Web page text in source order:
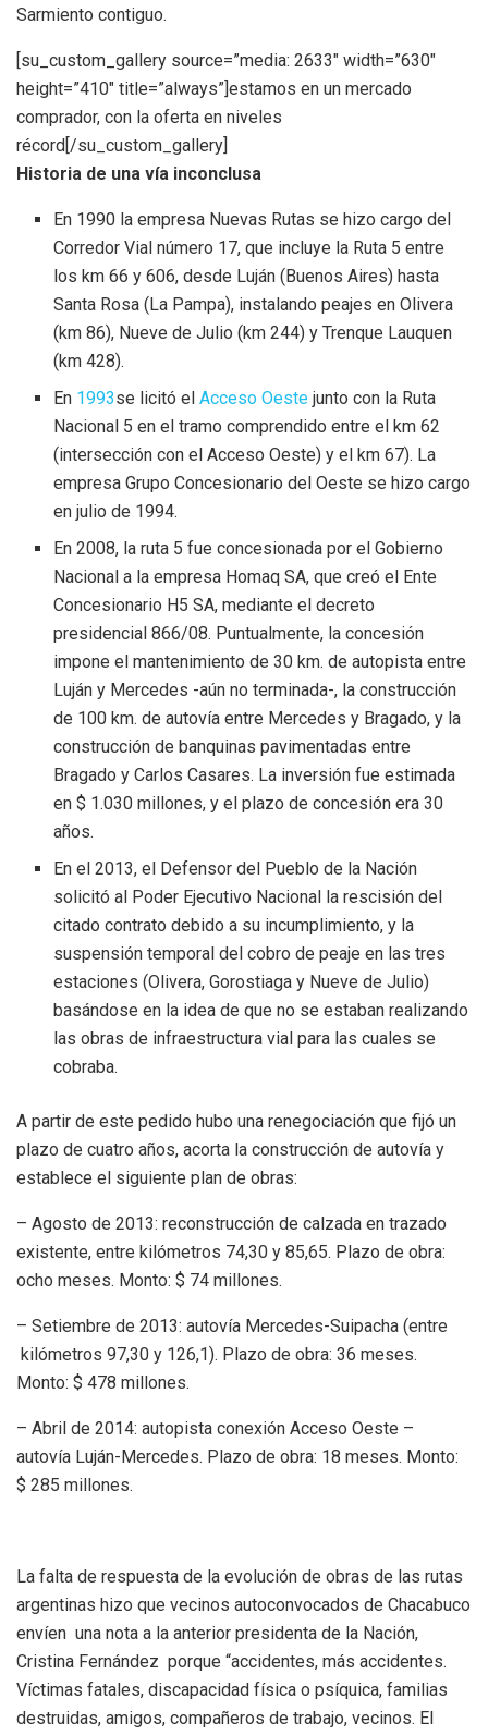
Sarmiento contiguo.
[su_custom_gallery source=”media: 2633″ width=”630″
height=”410″ title=”always”]estamos en un mercado
comprador, con la oferta en niveles
récord[/su_custom_gallery]
Historia de una vía inconclusa
En 1990 la empresa Nuevas Rutas se hizo cargo del
Corredor Vial número 17, que incluye la Ruta 5 entre
los km 66 y 606, desde Luján (Buenos Aires) hasta
Santa Rosa (La Pampa), instalando peajes en Olivera
(km 86), Nueve de Julio (km 244) y Trenque Lauquen
(km 428).
En 1993se licitó elAcceso Oeste junto con la Ruta
Nacional 5 en el tramo comprendido entre el km 62
(intersección con el Acceso Oeste) y el km 67). La
empresa Grupo Concesionario del Oeste se hizo cargo
en julio de 1994.
En 2008, la ruta 5 fue concesionada por el Gobierno
Nacional a la empresa Homaq SA, que creó el Ente
Concesionario H5 SA, mediante el decreto
presidencial 866/08. Puntualmente, la concesión
impone el mantenimiento de 30 km. de autopista entre
Luján y Mercedes -aún no terminada-, la construcción
de 100 km. de autovía entre Mercedes y Bragado, y la
construcción de banquinas pavimentadas entre
Bragado y Carlos Casares. La inversión fue estimada
en $ 1.030 millones, y el plazo de concesión era 30
años.
En el 2013, el Defensor del Pueblo de la Nación
solicitó al Poder Ejecutivo Nacional la rescisión del
citado contrato debido a su incumplimiento, y la
suspensión temporal del cobro de peaje en las tres
estaciones (Olivera, Gorostiaga y Nueve de Julio)
basándose en la idea de que no se estaban realizando
las obras de infraestructura vial para las cuales se
cobraba.
A partir de este pedido hubo una renegociación que fijó un
plazo de cuatro años, acorta la construcción de autovía y
establece el siguiente plan de obras:
– Agosto de 2013: reconstrucción de calzada en trazado
existente, entre kilómetros 74,30 y 85,65. Plazo de obra:
ocho meses. Monto: $ 74 millones.
– Setiembre de 2013: autovía Mercedes-Suipacha (entre
kilómetros 97,30 y 126,1). Plazo de obra: 36 meses.
Monto: $ 478 millones.
– Abril de 2014: autopista conexión Acceso Oeste –
autovía Luján-Mercedes. Plazo de obra: 18 meses. Monto:
$ 285 millones.
La falta de respuesta de la evolución de obras de las rutas
argentinas hizo que vecinos autoconvocados de Chacabuco
envíen una nota a la anterior presidenta de la Nación,
Cristina Fernández porque “accidentes, más accidentes.
Víctimas fatales, discapacidad física o psíquica, familias
destruidas, amigos, compañeros de trabajo, vecinos. El